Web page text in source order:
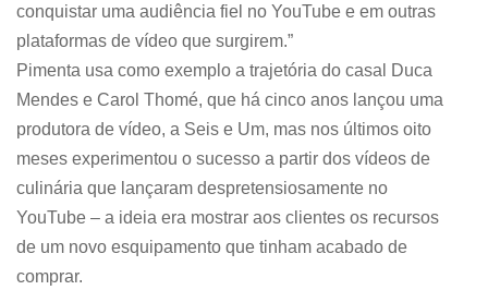
conquistar uma audiência fiel no YouTube e em outras
plataformas de vídeo que surgirem.”
Pimenta usa como exemplo a trajetória do casal Duca
Mendes e Carol Thomé, que há cinco anos lançou uma
produtora de vídeo, a Seis e Um, mas nos últimos oito
meses experimentou o sucesso a partir dos vídeos de
culinária que lançaram despretensiosamente no
YouTube – a ideia era mostrar aos clientes os recursos
de um novo esquipamento que tinham acabado de
comprar.